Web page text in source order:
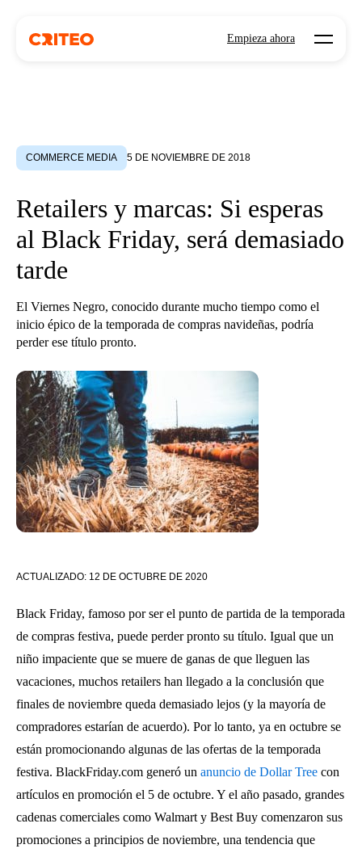
Empieza ahora Open
COMMERCE MEDIA 5 DE NOVIEMBRE DE 2018
Retailers y marcas: Si esperas
al Black Friday, será demasiado
tarde
El Viernes Negro, conocido durante mucho tiempo como el
inicio épico de la temporada de compras navideñas, podría
perder ese título pronto.
ACTUALIZADO: 12 DE OCTUBRE DE 2020
Black Friday, famoso por ser el punto de partida de la temporada
de compras festiva, puede perder pronto su título. Igual que un
niño impaciente que se muere de ganas de que lleguen las
vacaciones, muchos retailers han llegado a la conclusión que
finales de noviembre queda demasiado lejos (y la mayoría de
compradores estarían de acuerdo). Por lo tanto, ya en octubre se
están promocionando algunas de las ofertas de la temporada
festiva. BlackFriday.com generó un anuncio de Dollar Tree con
artículos en promoción el 5 de octubre. Y el año pasado, grandes
cadenas comerciales como Walmart y Best Buy comenzaron sus
promociones a principios de noviembre, una tendencia que